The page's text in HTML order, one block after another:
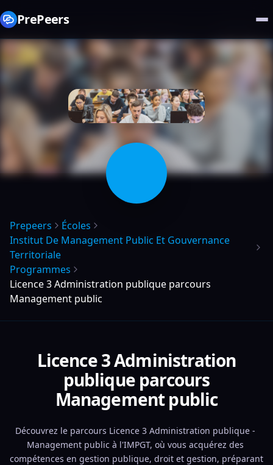
PrePeers
Prepeers
Écoles
Institut De Management Public Et Gouvernance
Territoriale
Programmes
Licence 3 Administration publique parcours
Management public
Licence 3 Administration
publique parcours
Management public
Découvrez le parcours Licence 3 Administration publique -
Management public à l'IMPGT, où vous acquérez des
compétences en gestion publique, droit et gestion, préparant